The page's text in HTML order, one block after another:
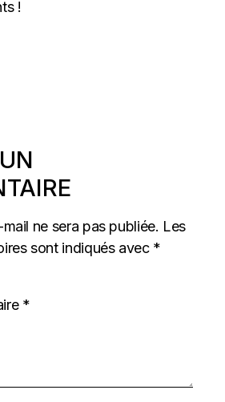
!
ne sera pas publiée. Les
sont indiqués avec *